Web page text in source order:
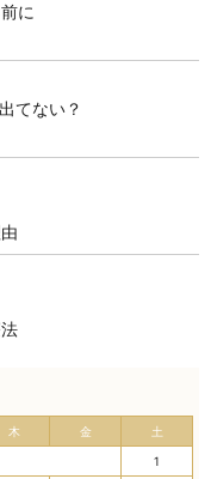
に
てない？
木 金 土
1